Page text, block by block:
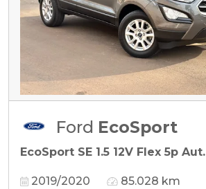
Ford EcoSport
EcoSport SE 1.5 12V Flex 5p Aut.
2019/2020 85.028 km